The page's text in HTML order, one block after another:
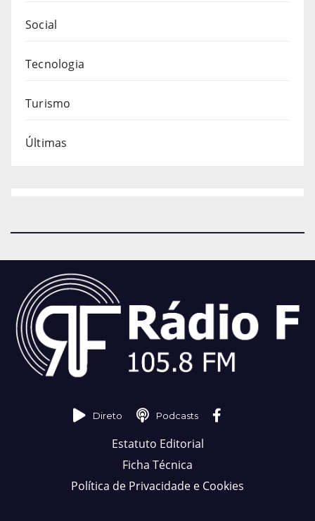
Social
Tecnologia
Turismo
Últimas
Direto Podcasts
Estatuto Editorial
Ficha Técnica
Política de Privacidade e Cookies